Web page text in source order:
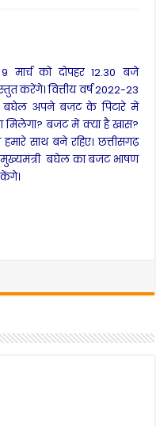
मार्च को दोपहर 12.30 बजे
करेंगे। वित्तीय वर्ष 2022-23
बघेल अपने बजट के पिटारे में
बजट में क्या है खास?
साथ बने रहिए। छत्तीसगढ़
बघेल का बजट भाषण